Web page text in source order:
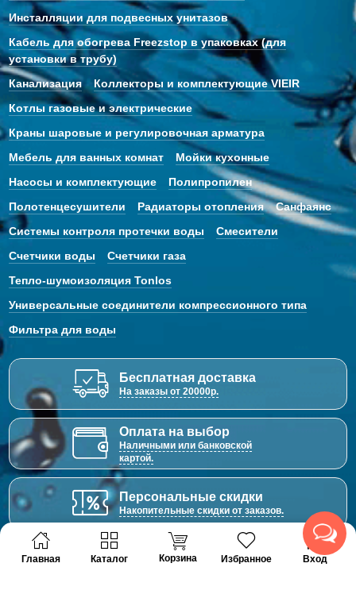
Главная Каталог Корзина Избранное Вход
Инсталляции для подвесных унитазов
Кабель для обогрева Freezstop в упаковках (для
установки в трубу)
Канализация
Коллекторы и комплектующие VIEIR
Котлы газовые и электрические
Краны шаровые и регулировочная арматура
Мебель для ванных комнат
Мойки кухонные
Насосы и комплектующие
Полипропилен
Полотенцесушители
Радиаторы отопления
Санфаянс
Системы контроля протечки воды
Смесители
Счетчики воды
Счетчики газа
Тепло-шумоизоляция Tonlos
Универсальные соединители компрессионного типа
Фильтра для воды
Бесплатная доставка
На заказы от 20000р.
Оплата на выбор
Наличными или банковской
картой.
Персональные скидки
Накопительные скидки от заказов.
Гарантия и качество